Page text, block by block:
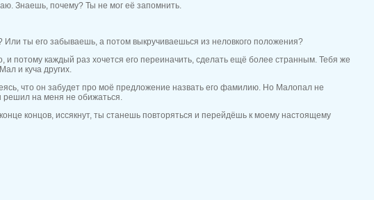
Знаешь, почему? Ты не мог её запомнить.
ты его забываешь, а потом выкручиваешься из неловкого положения?
потому каждый раз хочется его переиначить, сделать ещё более странным. Тебя же
и куча других.
что он забудет про моё предложение назвать его фамилию. Но Малопал не
решил на меня не обижаться.
концов, иссякнут, ты станешь повторяться и перейдёшь к моему настоящему